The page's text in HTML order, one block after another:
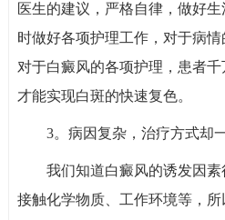
医生的建议，严格自律，做好
时做好各项护理工作，对于病
对于白癜风的各项护理，患者千
才能实现白斑的快速复色。
3。病因复杂，治疗方式却
我们知道白癜风的诱发因素
接触化学物质、工作环境等，